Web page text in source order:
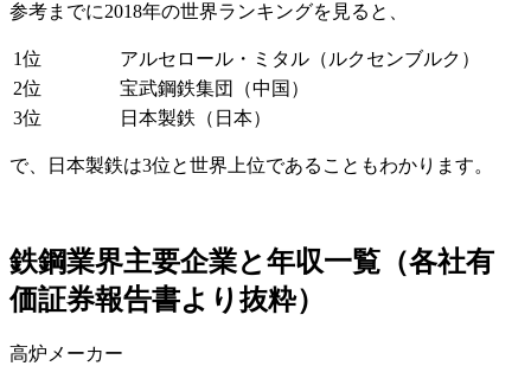
参考までに2018年の世界ランキングを見ると、
1位
アルセロール・ミタル（ルクセンブルク）
2位
宝武鋼鉄集団（中国）
3位
日本製鉄（日本）
で、 日本製鉄は3位と世界上位であることもわかります。
鉄鋼業界主要企業と年収一覧（各社有
価証券報告書より抜粋）
高炉メーカー